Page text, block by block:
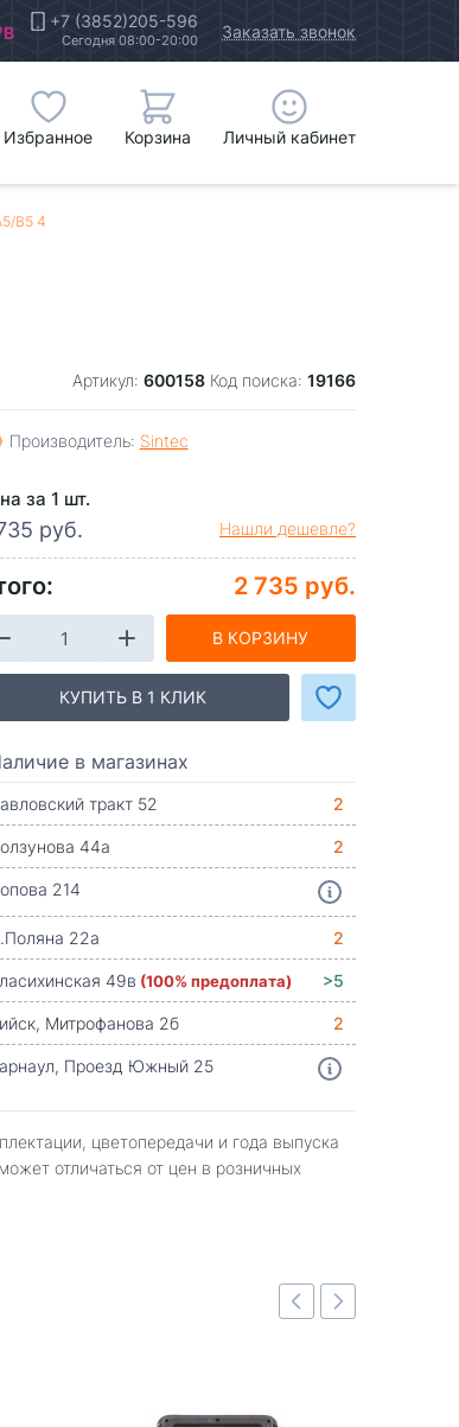
+7 (3852)205-596
Сегодня 08:00-20:00 Заказать звонок
Избранное Корзина Личный кабинет
B5 4
Артикул: 600158 Код поиска: 19166
Производитель: Sintec
за 1 шт.
руб. Нашли дешевле?
2 735 руб.
В КОРЗИНУ
КУПИТЬ В 1 КЛИК
в магазинах
тракт 52
2
44а
2
214
22а
2
49в (100% предоплата)
>5
Митрофанова 2б
2
Проезд Южный 25
цветопередачи и года выпуска
отличаться от цен в розничных